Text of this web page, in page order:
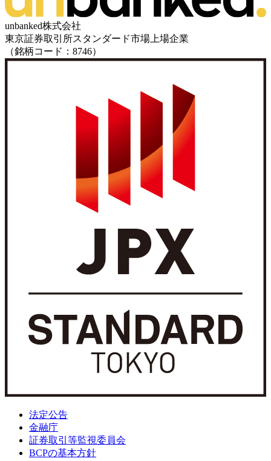
unbanked株式会社
東京証券取引所スタンダード市場上場企業
（銘柄コード：8746）
法定公告
金融庁
証券取引等監視委員会
BCPの基本方針